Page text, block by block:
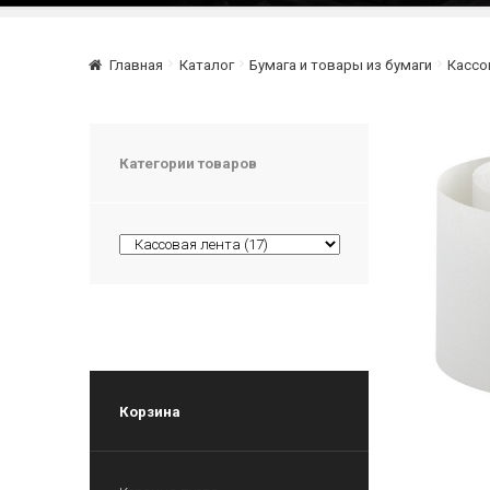
Главная Каталог Бумага и товары из бумаги
Категории товаров
Корзина